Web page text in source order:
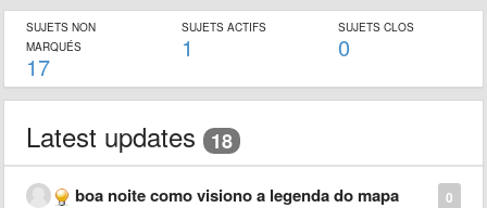
SUJETS NON
MARQUÉS
17
SUJETS ACTIFS
1
SUJETS CLOS
0
Latest updates 18
0
boa noite como visiono a legenda do mapa